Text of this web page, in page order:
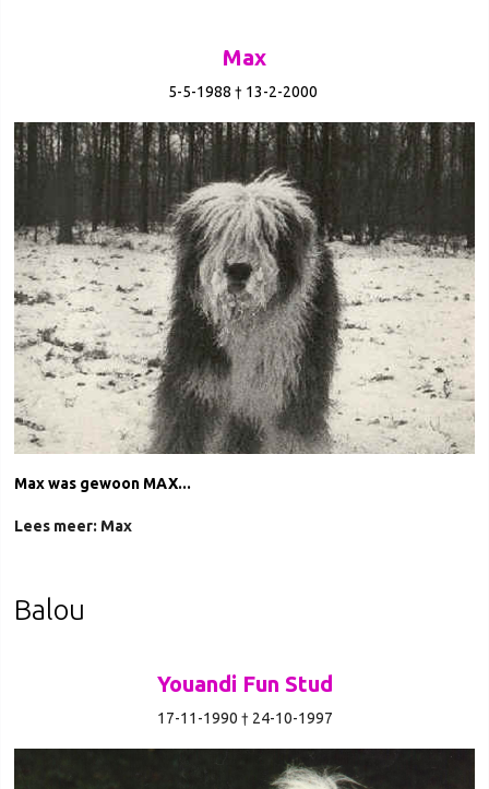
Max
5-5-1988 † 13-2-2000
Max was gewoon MAX...
Lees meer: Max
Balou
Youandi Fun Stud
17-11-1990 † 24-10-1997